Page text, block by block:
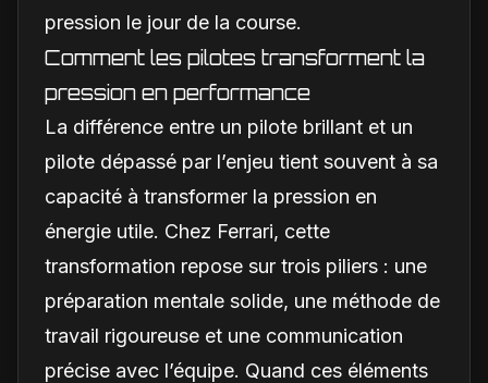
pression le jour de la course.
Comment les pilotes transforment la
pression en performance
La différence entre un pilote brillant et un
pilote dépassé par l’enjeu tient souvent à sa
capacité à transformer la pression en
énergie utile. Chez Ferrari, cette
transformation repose sur trois piliers : une
préparation mentale solide, une méthode de
travail rigoureuse et une communication
précise avec l’équipe. Quand ces éléments